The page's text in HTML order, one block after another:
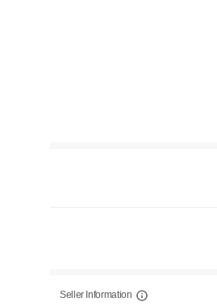
Seller Information